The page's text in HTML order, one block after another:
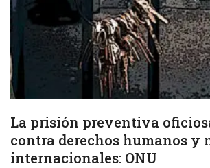
La prisión preventiva
contra derechos humanos y
internacionales: ONU